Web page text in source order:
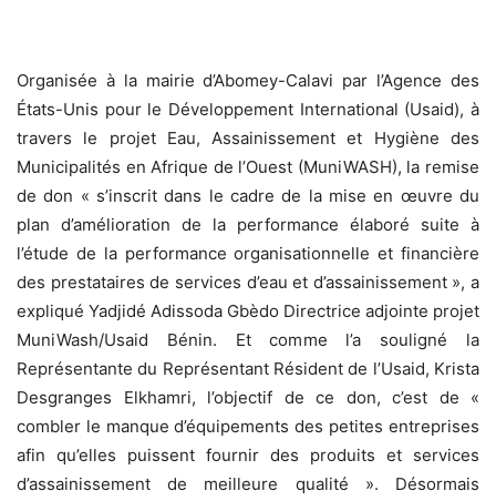
Organisée à la mairie d’Abomey-Calavi par l’Agence des
États-Unis pour le Développement International (Usaid), à
travers le projet Eau, Assainissement et Hygiène des
Municipalités en Afrique de l’Ouest (MuniWASH), la remise
de don « s’inscrit dans le cadre de la mise en œuvre du
plan d’amélioration de la performance élaboré suite à
l’étude de la performance organisationnelle et financière
des prestataires de services d’eau et d’assainissement », a
expliqué Yadjidé Adissoda Gbèdo Directrice adjointe projet
MuniWash/Usaid Bénin. Et comme l’a souligné la
Représentante du Représentant Résident de l’Usaid, Krista
Desgranges Elkhamri, l’objectif de ce don, c’est de «
combler le manque d’équipements des petites entreprises
afin qu’elles puissent fournir des produits et services
d’assainissement de meilleure qualité ». Désormais